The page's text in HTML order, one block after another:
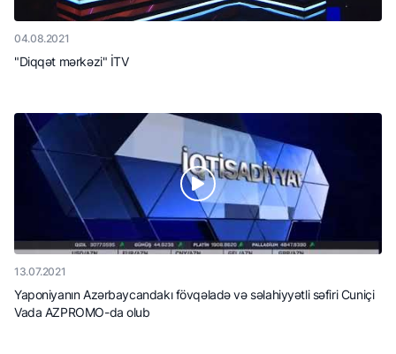
04.08.2021
"Diqqət mərkəzi" İTV
13.07.2021
Yaponiyanın Azərbaycandakı fövqəladə və səlahiyyətli səfiri Cuniçi
Vada AZPROMO-da olub